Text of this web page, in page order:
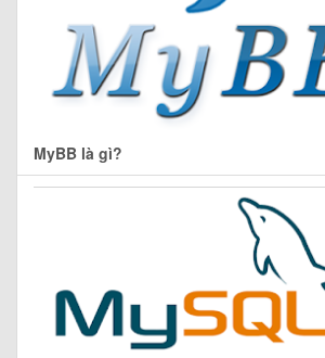
MyBB là gì?